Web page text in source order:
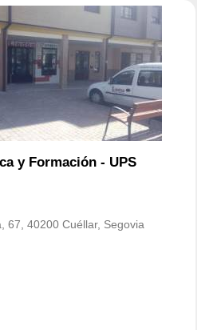
y Formación - UPS
67, 40200 Cuéllar, Segovia